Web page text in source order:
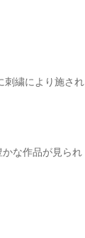
刺繍により施され
な作品が見られ